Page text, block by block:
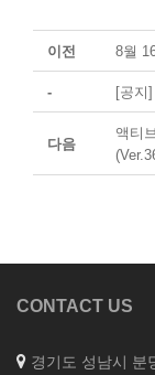
이전 8월
- [공지
다음
액티
CONTACT US
경기도 성남시 분